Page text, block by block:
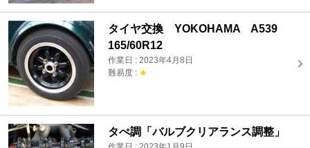
タイヤ交換 YOKOHAMA A539
165/60R12
作業日 : 2023年4月8日
難易度 : ★
タぺ調「バルブクリアランス調整」